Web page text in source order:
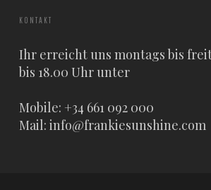
KONTAKT
Ihr erreicht uns montags bis
bis 18.00 Uhr unter
Mobile: +34 661 092 000
Mail: info@frankiesunshine.com